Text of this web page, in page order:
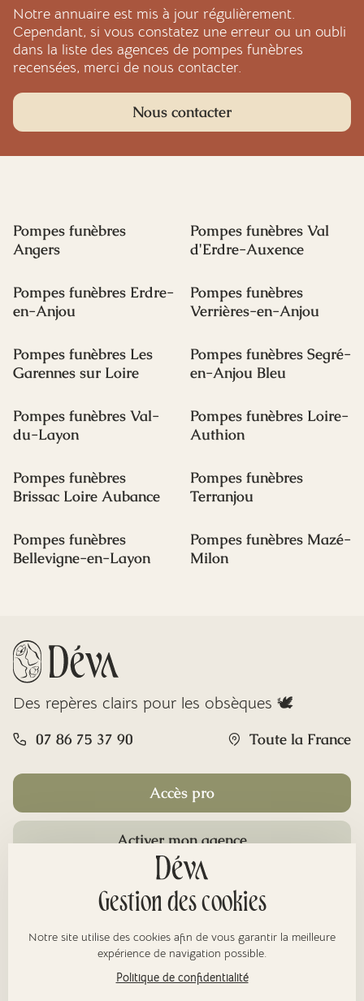
Notre annuaire est mis à jour régulièrement.
Cependant, si vous constatez une erreur ou un oubli
dans la liste des agences de pompes funèbres
recensées, merci de nous contacter.
Nous contacter
Pompes funèbres
Angers
Pompes funèbres Val
d'Erdre-Auxence
Pompes funèbres Erdre-
en-Anjou
Pompes funèbres
Verrières-en-Anjou
Pompes funèbres Les
Garennes sur Loire
Pompes funèbres Segré-
en-Anjou Bleu
Pompes funèbres Val-
du-Layon
Pompes funèbres Loire-
Authion
Pompes funèbres
Brissac Loire Aubance
Pompes funèbres
Terranjou
Pompes funèbres
Bellevigne-en-Layon
Pompes funèbres Mazé-
Milon
Des repères clairs pour les obsèques 🕊️
07 86 75 37 90 Toute la France
Accès pro
Activer mon agence
Gestion des cookies
Notre site utilise des cookies afin de vous garantir la meilleure
expérience de navigation possible.
Politique de confidentialité